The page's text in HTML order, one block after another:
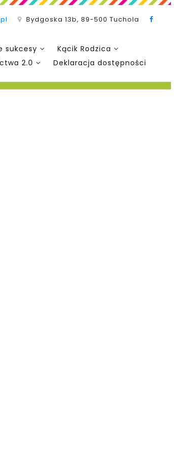
Bydgoska 13b, 89-500 Tuchola
sukcesy
Kącik Rodzica
2.0 Deklaracja dostępności